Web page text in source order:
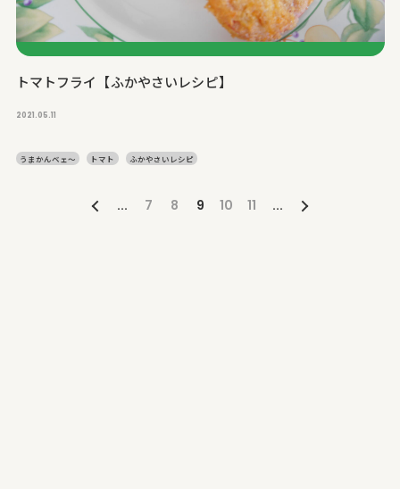
トマトフライ【ふかやさいレシピ】
2021.05.11
うまかんベェ～ トマト ふかやさいレシピ
... 7 8 9 10 11 ...